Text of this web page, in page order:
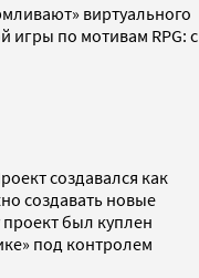
виртуального
игры по мотивам RPG: с
создавался как
создавать новые
был куплен
под контролем